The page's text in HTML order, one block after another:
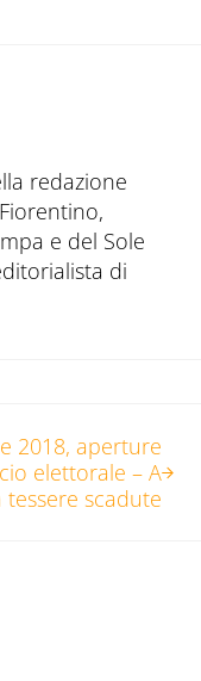
redazione
e del Sole
di
2018, aperture
elettorale – A
tessere scadute